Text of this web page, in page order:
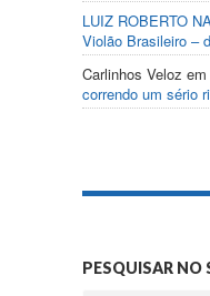
LUIZ ROBERTO
Violão Brasileiro –
Carlinhos Veloz em
correndo um sério
PESQUISAR NO